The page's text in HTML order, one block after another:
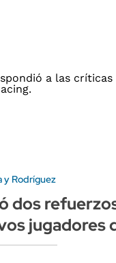
y Rodríguez
dos
jugadores